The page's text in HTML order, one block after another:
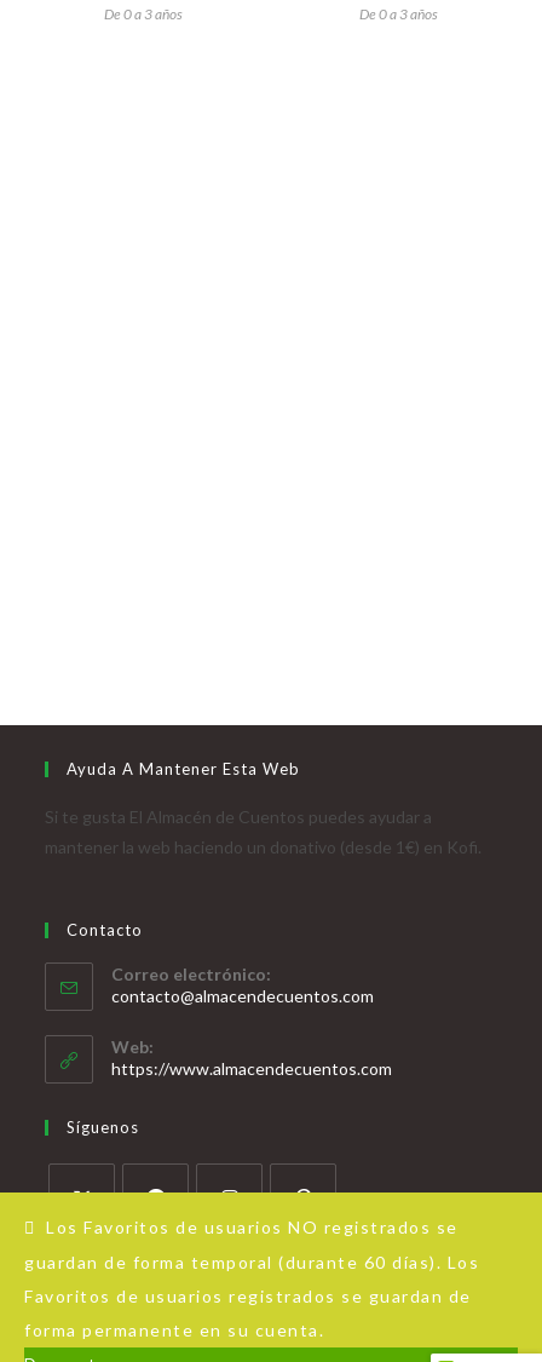
Los Favoritos de usuarios NO registrados se
guardan de forma temporal (durante 60 días). Los
Favoritos de usuarios registrados se guardan de
forma permanente en su cuenta.
De 0 a 3 años De 0 a 3 años
Ayuda A Mantener Esta Web
Si te gusta El Almacén de Cuentos puedes ayudar a
mantener la web haciendo un donativo (desde 1€) en Kofi.
Contacto
Correo electrónico:
contacto@almacendecuentos.com
Web:
https://www.almacendecuentos.com
Síguenos
Acerca de Almacén de Cuentos Aviso Legal